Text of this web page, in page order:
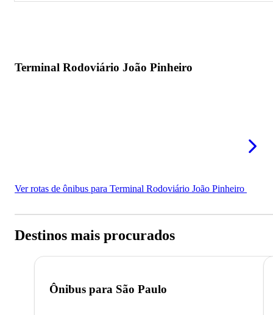
Terminal Rodoviário João Pinheiro
Ver rotas de ônibus para Terminal Rodoviário João Pinheiro
Destinos mais procurados
Ônibus para São Paulo